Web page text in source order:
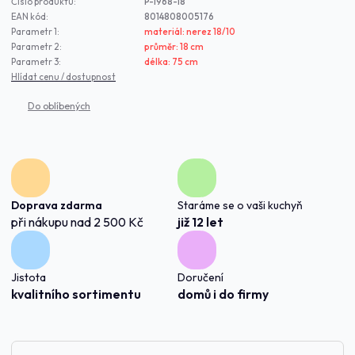
EAN kód:
8014808005176
Parametr 1:
materiál: nerez 18/10
Parametr 2:
průměr: 18 cm
Parametr 3:
délka: 75 cm
Hlídat cenu / dostupnost
Doprava zdarma
při nákupu nad 2 500 Kč
Staráme se o vaši kuchyň
již 12 let
Jistota
kvalitního sortimentu
Doručení
domů i do firmy